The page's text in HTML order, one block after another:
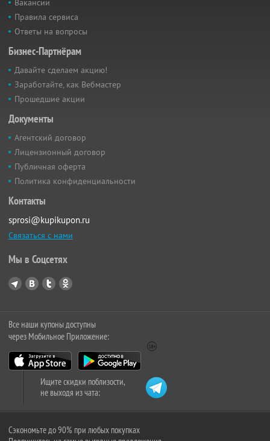
Вакансии
Правила сервиса
Ответы на вопросы
Бизнес-Партнёрам
Давайте сделаем акцию!
Заработайте, как Вебмастер
Прошедшие акции
Документы
Агентский договор
Лицензионный договор
Публичная оферта
Политика конфиденциальности
Контакты
sprosi@kupikupon.ru
Связаться с нами
Мы в Соцсетях
Все наши купоны доступны
через Мобильное Приложение:
Ищите скидки поблизости,
не выходя из чата:
Сэкономьте до 90% при любых покупках